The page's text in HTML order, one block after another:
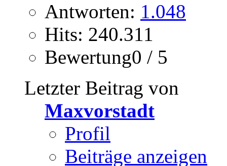
Antworten: 1.048
Hits: 240.311
Bewertung0 / 5
Letzter Beitrag von
Maxvorstadt
Profil
Beiträge anzeigen